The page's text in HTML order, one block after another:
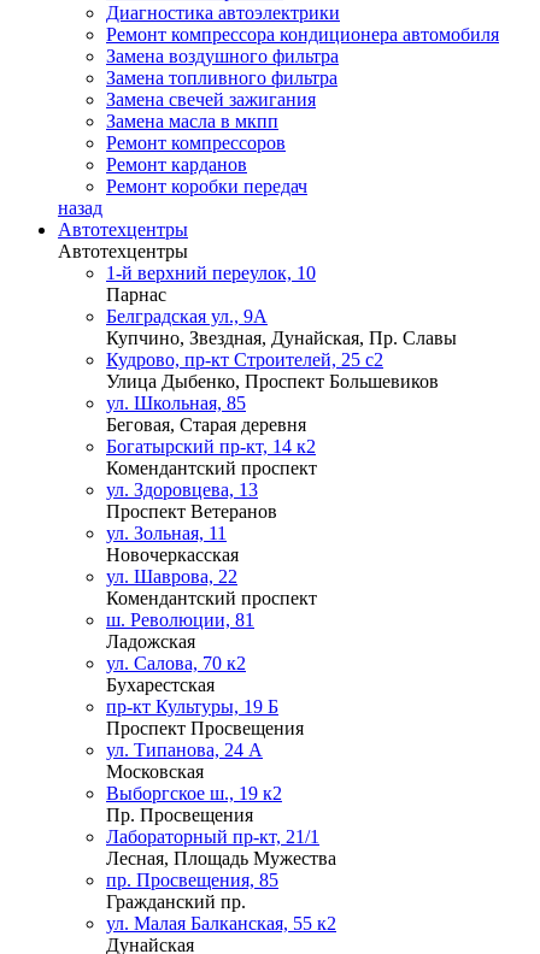
Диагностика автоэлектрики
Ремонт компрессора кондиционера автомобиля
Замена воздушного фильтра
Замена топливного фильтра
Замена свечей зажигания
Замена масла в мкпп
Ремонт компрессоров
Ремонт карданов
Ремонт коробки передач
назад
Автотехцентры
Автотехцентры
1-й верхний переулок, 10
Парнас
Белградская ул., 9А
Купчино, Звездная, Дунайская, Пр. Славы
Кудрово, пр-кт Строителей, 25 с2
Улица Дыбенко, Проспект Большевиков
ул. Школьная, 85
Беговая, Старая деревня
Богатырский пр-кт, 14 к2
Комендантский проспект
ул. Здоровцева, 13
Проспект Ветеранов
ул. Зольная, 11
Новочеркасская
ул. Шаврова, 22
Комендантский проспект
ш. Революции, 81
Ладожская
ул. Салова, 70 к2
Бухарестская
пр-кт Культуры, 19 Б
Проспект Просвещения
ул. Типанова, 24 А
Московская
Выборгское ш., 19 к2
Пр. Просвещения
Лабораторный пр-кт, 21/1
Лесная, Площадь Мужества
пр. Просвещения, 85
Гражданский пр.
ул. Малая Балканская, 55 к2
Дунайская